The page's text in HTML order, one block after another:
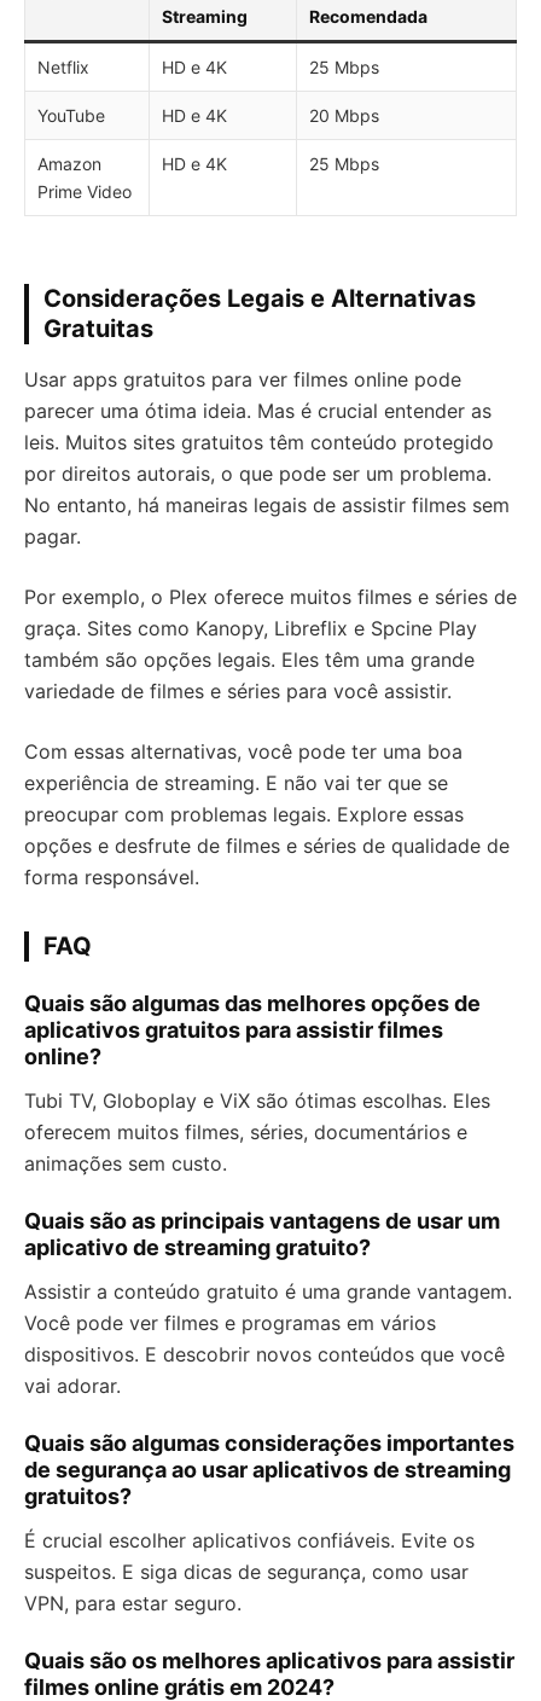
Streaming
Recomendada
Netflix HD e 4K 25 Mbps
YouTube HD e 4K 20 Mbps
Amazon
Prime Video
HD e 4K 25 Mbps
Considerações Legais e Alternativas
Gratuitas
Usar apps gratuitos para ver filmes online pode
parecer uma ótima ideia. Mas é crucial entender as
leis. Muitos sites gratuitos têm conteúdo protegido
por direitos autorais, o que pode ser um problema.
No entanto, há maneiras legais de assistir filmes sem
pagar.
Por exemplo, o Plex oferece muitos filmes e séries de
graça. Sites como Kanopy, Libreflix e Spcine Play
também são opções legais. Eles têm uma grande
variedade de filmes e séries para você assistir.
Com essas alternativas, você pode ter uma boa
experiência de streaming. E não vai ter que se
preocupar com problemas legais. Explore essas
opções e desfrute de filmes e séries de qualidade de
forma responsável.
FAQ
Quais são algumas das melhores opções de
aplicativos gratuitos para assistir filmes
online?
Tubi TV, Globoplay e ViX são ótimas escolhas. Eles
oferecem muitos filmes, séries, documentários e
animações sem custo.
Quais são as principais vantagens de usar um
aplicativo de streaming gratuito?
Assistir a conteúdo gratuito é uma grande vantagem.
Você pode ver filmes e programas em vários
dispositivos. E descobrir novos conteúdos que você
vai adorar.
Quais são algumas considerações importantes
de segurança ao usar aplicativos de streaming
gratuitos?
É crucial escolher aplicativos confiáveis. Evite os
suspeitos. E siga dicas de segurança, como usar
VPN, para estar seguro.
Quais são os melhores aplicativos para assistir
filmes online grátis em 2024?